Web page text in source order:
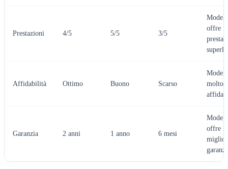
Prestazioni 4/5 5/5 3/5
offre
Affidabilità Ottimo Buono Scarso
molto
Garanzia 2 anni 1 anno 6 mesi
offre la